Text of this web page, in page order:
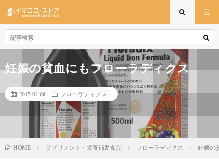
妊娠の貧血にもフローラディクス
2015.01.06 フローラディクス
HOME サプリメント・栄養補助食品 フローラディクス 妊娠の